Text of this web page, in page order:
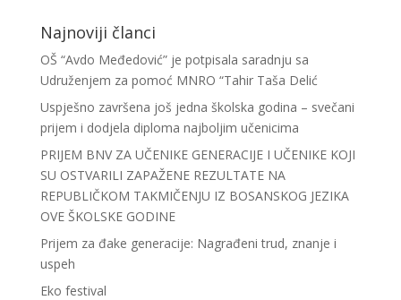
Najnoviji članci
OŠ “Avdo Međedović” je potpisala saradnju sa
Udruženjem za pomoć MNRO “Tahir Taša Delić
Uspješno završena još jedna školska godina – svečani
prijem i dodjela diploma najboljim učenicima
PRIJEM BNV ZA UČENIKE GENERACIJE I UČENIKE KOJI
SU OSTVARILI ZAPAŽENE REZULTATE NA
REPUBLIČKOM TAKMIČENJU IZ BOSANSKOG JEZIKA
OVE ŠKOLSKE GODINE
Prijem za đake generacije: Nagrađeni trud, znanje i
uspeh
Eko festival